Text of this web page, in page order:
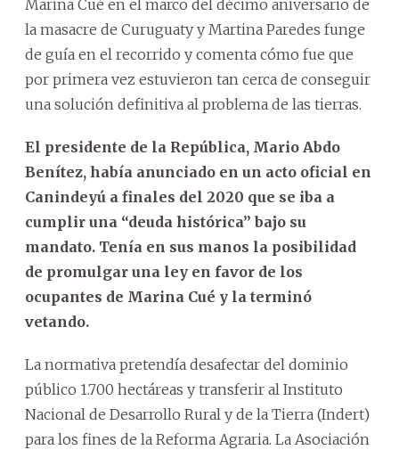
Marina Cué en el marco del décimo aniversario de
la masacre de Curuguaty y Martina Paredes funge
de guía en el recorrido y comenta cómo fue que
por primera vez estuvieron tan cerca de conseguir
una solución definitiva al problema de las tierras.
El presidente de la República, Mario Abdo
Benítez, había anunciado en un acto oficial en
Canindeyú a finales del 2020 que se iba a
cumplir una “deuda histórica” bajo su
mandato. Tenía en sus manos la posibilidad
de promulgar una ley en favor de los
ocupantes de Marina Cué y la terminó
vetando.
La normativa pretendía desafectar del dominio
público 1.700 hectáreas y transferir al Instituto
Nacional de Desarrollo Rural y de la Tierra (Indert)
para los fines de la Reforma Agraria. La Asociación